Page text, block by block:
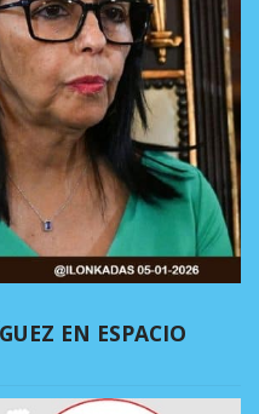
EN ESPACIO